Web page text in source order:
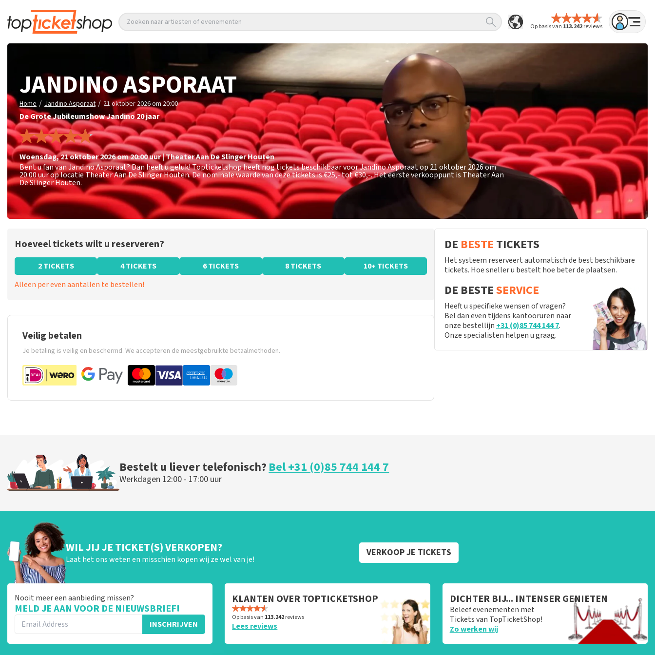
Op basis van 113.242reviews
Zoeken naar artiesten of evenementen
JANDINO ASPORAAT
Home / Jandino Asporaat / 21 oktober 2026 om 20:00
De Grote Jubileumshow Jandino 20 jaar
woensdag,21 oktober 2026 om 20:00uur|Theater Aan De SlingerHouten
Bent u fan van Jandino Asporaat? Dan heeft u geluk! Topticketshop heeft nog tickets beschikbaar voor Jandino Asporaat op 21 oktober 2026 om
20:00 uur op locatie Theater Aan De Slinger Houten. De nominale waarde van deze tickets is€25,- tot €30,-. Het eerste verkooppunt is Theater Aan
De Slinger Houten.
Hoeveel tickets wilt u reserveren?
2 TICKETS 4 TICKETS 6 TICKETS 8 TICKETS
10+ TICKETS
Alleen per even aantallen te bestellen!
Veilig betalen
Je betaling is veilig en beschermd. We accepteren de meestgebruikte betaalmethoden.
DE BESTE TICKETS
Het systeem reserveert automatisch de best beschikbare
tickets. Hoe sneller u bestelt hoe beter de plaatsen.
DE BESTESERVICE
Heeft u specifieke wensen of vragen?
Bel dan even tijdens kantooruren naar
onze bestellijn +31 (0)85 744 144 7.
Onze specialisten helpen u graag.
Bestelt u liever telefonisch?Bel +31 (0)85 744 144 7
Werkdagen 12:00 - 17:00 uur
WIL JIJ JE TICKET(S) VERKOPEN?
Laat het ons weten en misschien kopen wij ze wel van je!
VERKOOP JE TICKETS
Nooit meer een aanbieding missen?
MELD JE AAN VOOR DE NIEUWSBRIEF!
INSCHRIJVEN
KLANTEN OVER TOPTICKETSHOP
Op basis van 113.242reviews
Lees reviews
DICHTER BIJ... INTENSER GENIETEN
Beleef evenementen met
Tickets van TopTicketShop!
Zo werken wij